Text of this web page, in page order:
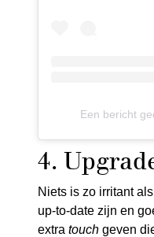
Een bericht
4.
Niets is zo irritant
up-to-date zijn en
extra touch geven